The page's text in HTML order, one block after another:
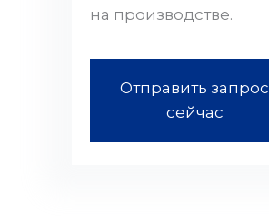
на производстве.
Отправить запрос
сейчас